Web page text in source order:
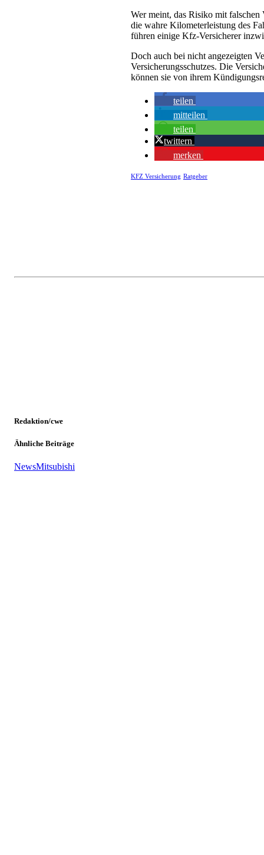
Wer meint, das Risiko mit falschen
die wahre Kilometerleistung des
führen einige Kfz-Versicherer
Doch auch bei nicht angezeigten
Versicherungsschutzes. Die
können sie von ihrem
teilen
mitteilen
teilen
twittern
merken
KFZ Versicherung Ratgeber
Redaktion/cwe
Ähnliche Beiträge
NewsMitsubishi